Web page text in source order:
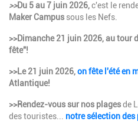
>>Du 5 au 7 juin 2026,c'est le
Maker Campus sous les Nefs.
>>Dimanche 21 juin 2026, au tour
fête"!
>>Le 21 juin 2026,on fête l'été en
Atlantique!
>>Rendez-vous sur nos plagesde
des touristes... notre sélection des